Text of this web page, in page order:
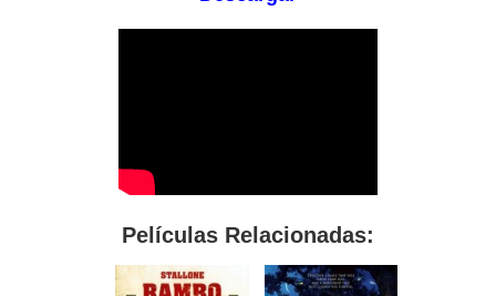
Películas Relacionadas: